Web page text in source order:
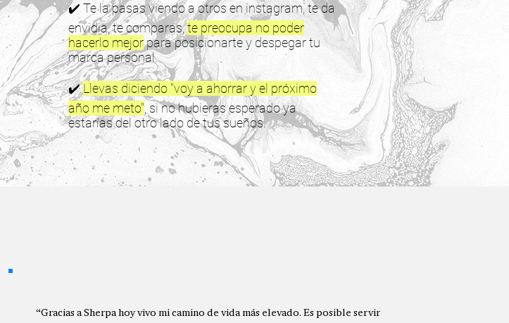
✔️ Te la pasas viendo a otros en instagram, te da
envidia, te comparas,te preocupa no poder
hacerlo mejorpara posicionarte y despegar tu
marca personal.
✔️Llevas diciendo "voy a ahorrar y el próximo
año me meto", si no hubieras esperado ya
estarías del otro lado de tus sueños.
“Gracias a Sherpa hoy vivo mi camino de vida más elevado. Es posible servir